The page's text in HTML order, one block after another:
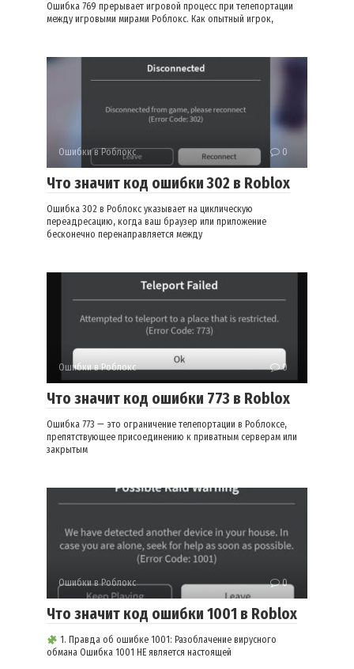
Ошибка 769 прерывает игровой процесс при телепортации
между игровыми мирами Роблокс. Как опытный игрок,
Ошибки в Роблокс 0
Что значит код ошибки 302 в Roblox
Ошибка 302 в Роблокс указывает на циклическую
переадресацию, когда ваш браузер или приложение
бесконечно перенаправляется между
Ошибки в Роблокс 0
Что значит код ошибки 773 в Roblox
Ошибка 773 — это ограничение телепортации в Роблоксе,
препятствующее присоединению к приватным серверам или
закрытым
Ошибки в Роблокс 0
Что значит код ошибки 1001 в Roblox
1. Правда об ошибке 1001: Разоблачение вирусного
обмана Ошибка 1001 НЕ является настоящей